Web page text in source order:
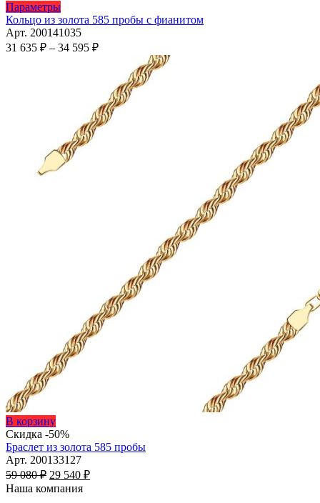
ПараметрыЭтот
товар
имеет
несколько
странице
товара.
Кольцо из золота 585 пробы с фианитом
Арт. 200141035
31 635 ₽ – 34 595 ₽Диапазон
635 ₽
34
595 ₽
В корзинуЭтот
товар
имеет
несколько
вариаций.
Опции
Скидка -50%
Браслет из золота 585 пробы
Арт. 200133127
59 080₽ Первоначальная
цена
29 540 ₽Текущая
Наша компания